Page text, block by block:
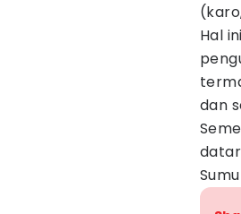
Hal
dan